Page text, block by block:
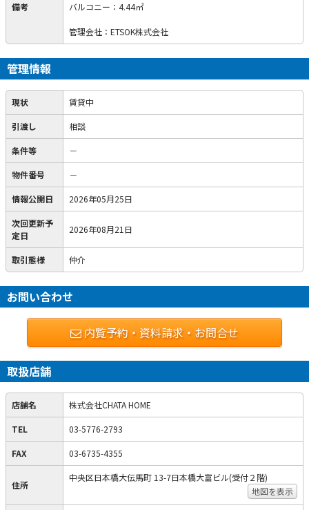
備考 バルコニー：4.44㎡
管理会社：ETSOK株式会社
管理情報
現状 賃貸中
引渡し 相談
条件等 －
物件番号 －
情報公開日 2026年05月25日
次回更新予
定日
2026年08月21日
取引態様 仲介
お問い合わせ
内覧予約・資料請求・お問合せ
取扱店舗
店舗名 株式会社CHATA HOME
TEL 03-5776-2793
FAX 03-6735-4355
住所
中央区日本橋大伝馬町 13-7日本橋大富ビル(受付２階)
地図を表示